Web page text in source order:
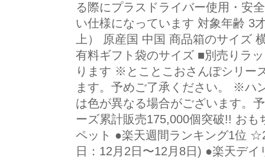
る際にプラスドライバー使用・安
い仕様になっています 対象年齢 3
上） 原産国 中国 商品箱のサイズ
有料ギフト袋のサイズ ■別売りラ
ります ※とことこおさんぽシリー
ます。予めご了承ください。 ※ハ
は色が異なる場合がございます。
ーズ累計販売175,000個突破!! お
ペット ●楽天週間ランキング1位
日：12月2日〜12月8日) ●楽天デ